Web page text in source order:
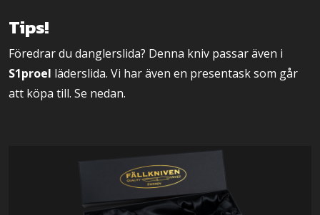
Tips!
Föredrar du danglerslida? Denna kniv passar även i
S1proel läderslida. Vi har även en presentask som går
att köpa till. Se nedan.